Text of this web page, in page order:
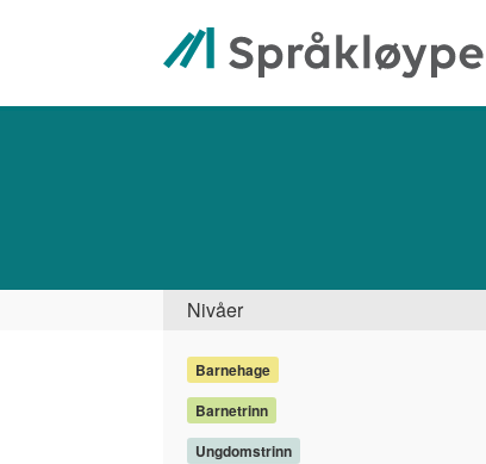
Nivåer
Barnehage
Barnetrinn
Ungdomstrinn